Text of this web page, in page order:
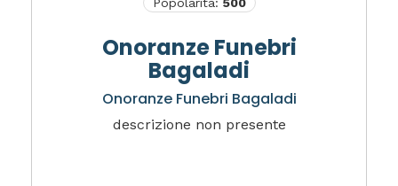
Onoranze Funebri
Bagaladi
Onoranze Funebri Bagaladi
descrizione non presente